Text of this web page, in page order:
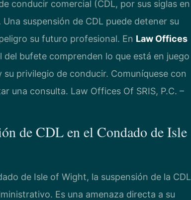
conducir comercial (CDL, por sus siglas en
suspensión de CDL puede detener su
su futuro profesional. En Law Offices
del bufete comprenden lo que está en juego
privilegio de conducir. Comuníquese con
una consulta. Law Offices Of SRIS, P.C. –
de CDL en el Condado de Isle
de Isle of Wight, la suspensión de la CDL
Es una amenaza directa a su